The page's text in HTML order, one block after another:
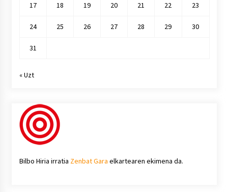
17 18 19 20 21 22 23
24 25 26 27 28 29 30
31
« Uzt
Bilbo Hiria irratia Zenbat Gara elkartearen ekimena da.